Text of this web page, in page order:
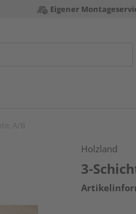
Eigener
Holzland
3-